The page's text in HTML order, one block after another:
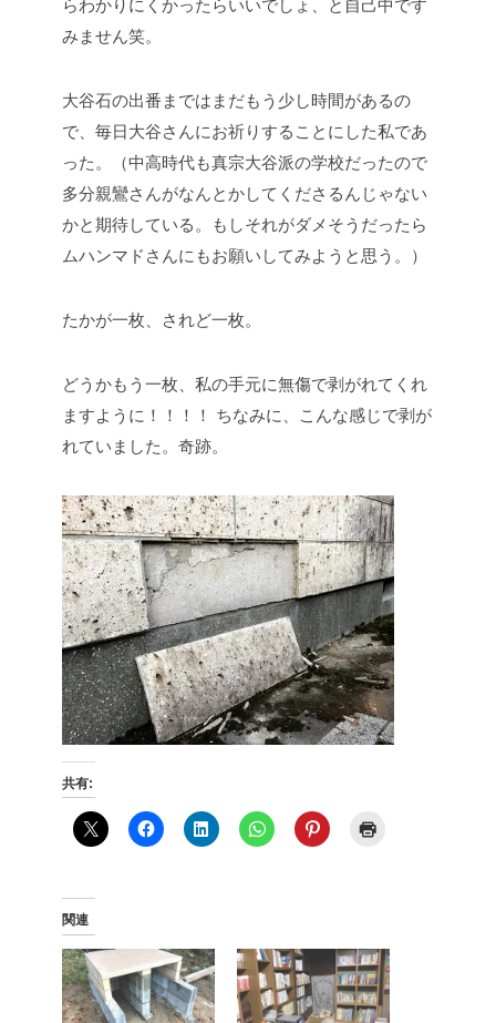
らわかりにくかったらいいでしょ、と自己中です
みません笑。
大谷石の出番まではまだもう少し時間があるの
で、毎日大谷さんにお祈りすることにした私であ
った。（中高時代も真宗大谷派の学校だったので
多分親鸞さんがなんとかしてくださるんじゃない
かと期待している。もしそれがダメそうだったら
ムハンマドさんにもお願いしてみようと思う。）
たかが一枚、されど一枚。
どうかもう一枚、私の手元に無傷で剥がれてくれ
ますように！！！！
ちなみに、こんな感じで剥が
れていました。奇跡。
共有:
関連